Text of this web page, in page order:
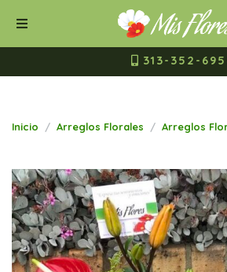
Cerrar
313-352-
Inicio Arreglos Florales Arreglos